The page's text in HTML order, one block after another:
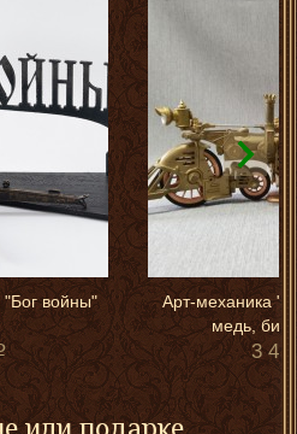
"Бог войны"
Арт-механика
медь,
3
или подарке